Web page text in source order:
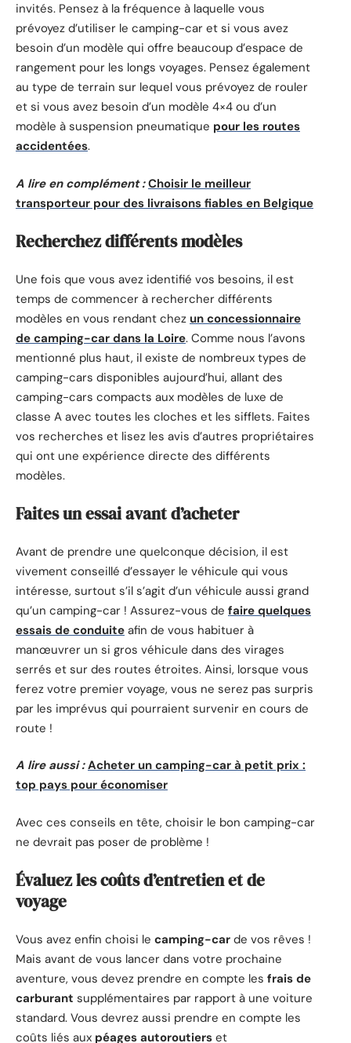
invités. Pensez à la fréquence à laquelle vous
prévoyez d’utiliser le camping-car et si vous avez
besoin d’un modèle qui offre beaucoup d’espace de
rangement pour les longs voyages. Pensez également
au type de terrain sur lequel vous prévoyez de rouler
et si vous avez besoin d’un modèle 4×4 ou d’un
modèle à suspension pneumatique pour les routes
accidentées.
A lire en complément : Choisir le meilleur
transporteur pour des livraisons fiables en Belgique
Recherchez différents modèles
Une fois que vous avez identifié vos besoins, il est
temps de commencer à rechercher différents
modèles en vous rendant chez un concessionnaire
de camping-car dans la Loire. Comme nous l’avons
mentionné plus haut, il existe de nombreux types de
camping-cars disponibles aujourd’hui, allant des
camping-cars compacts aux modèles de luxe de
classe A avec toutes les cloches et les sifflets. Faites
vos recherches et lisez les avis d’autres propriétaires
qui ont une expérience directe des différents
modèles.
Faites un essai avant d’acheter
Avant de prendre une quelconque décision, il est
vivement conseillé d’essayer le véhicule qui vous
intéresse, surtout s’il s’agit d’un véhicule aussi grand
qu’un camping-car ! Assurez-vous de faire quelques
essais de conduite afin de vous habituer à
manœuvrer un si gros véhicule dans des virages
serrés et sur des routes étroites. Ainsi, lorsque vous
ferez votre premier voyage, vous ne serez pas surpris
par les imprévus qui pourraient survenir en cours de
route !
A lire aussi : Acheter un camping-car à petit prix :
top pays pour économiser
Avec ces conseils en tête, choisir le bon camping-car
ne devrait pas poser de problème !
Évaluez les coûts d’entretien et de
voyage
Vous avez enfin choisi le camping-car de vos rêves !
Mais avant de vous lancer dans votre prochaine
aventure, vous devez prendre en compte les frais de
carburant supplémentaires par rapport à une voiture
standard. Vous devrez aussi prendre en compte les
coûts liés aux péages autoroutiers et